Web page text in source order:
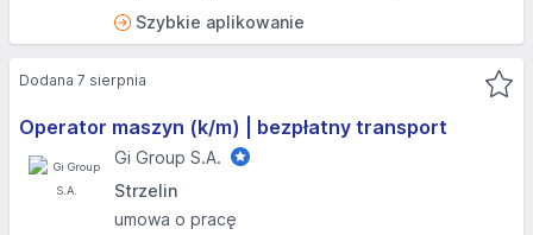
Szybkie aplikowanie
Operator maszyn (k/m) | bezpłatny transport
Gi Group S.A.
Strzelin
umowa o pracę
Dodana 7 sierpnia